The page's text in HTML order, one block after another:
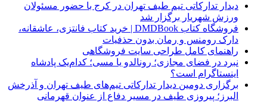
دیدار تدارکاتی تیم طیف تهران در کرج با حضور مسئولان
ورزش شهریار برگزار شد
فروشگاه کتاب DMDBook | خرید کتاب فانتزی، عاشقانه،
دارک رومنس و رمان بدون حذفیات
راهنمای کامل طراحی سایت فروشگاهی
نبرد در فضای مجازی؛ رونالدو یا مسی؛ کدام‌یک پادشاه
اینستاگرام است؟
برگزاری دومین دیدار تدارکاتی تیم‌های طیف تهران و آذرخش
البرز؛ پیروزی طیف در مسیر دفاع از عنوان قهرمانی